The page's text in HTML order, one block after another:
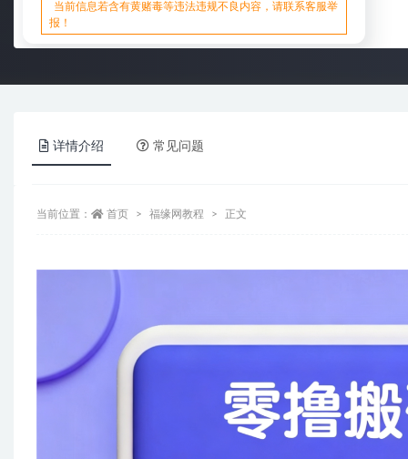
当前信息若含有黄赌毒等违法违规不良内容，请联系客服举
报！
详情介绍 常见问题
当前位置： 首页 福缘网教程 正文